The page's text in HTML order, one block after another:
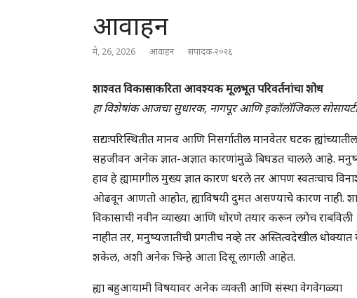
आवाहन
मे, 26, 2026 आवाहन संपादक-२०२६
शाश्वत विकासाकरिता आवश्यक मूलभूत परिवर्तनांचा शोध
हा विशेषांक आजचा सुधारक, नागपूर आणि इकॉलॉजिकल
सद्यःपरिस्थितीत मानव आणि निसर्गातील मानवेतर घटक ह्यांच्यातील
सहजीवन अनेक ज्ञात-अज्ञात कारणांमुळे बिघडत चालले आहे.
हाव हे ह्यामागील मुख्य ज्ञात कारण धरले तर आपण स्वतःचाच
ओढवून आणतो आहोत, ह्याविषयी दुमत असण्याचे कारण नाही.
विकासाची नवीन व्याख्या आणि धोरणे तयार करून लगेच राबविली
नाहीत तर, मनुष्यजातीची प्रगतीच नव्हे तर अस्तित्वदेखील
शकेल, अशी अनेक चिन्हे आता दिसू लागली आहेत.
ह्या बहुआयामी विषयावर अनेक व्यक्ती आणि संस्था वेगवेगळ्या